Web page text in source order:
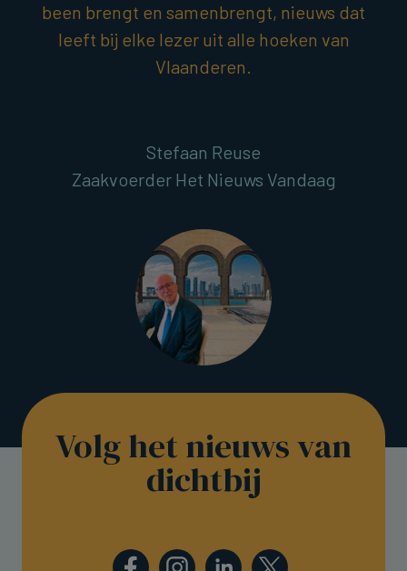
been brengt en samenbrengt, nieuws dat
leeft bij elke lezer uit alle hoeken van
Vlaanderen.
Stefaan Reuse
Zaakvoerder Het Nieuws Vandaag
Volg het nieuws van
dichtbij